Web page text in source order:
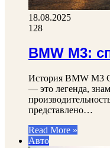
18.08.2025
128
BMW M3:
История BMW M3
— это легенда,
представлено…
Read More »
Авто